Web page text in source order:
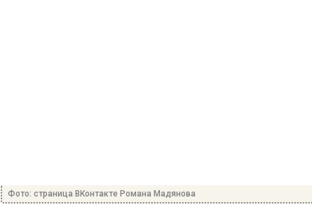
Фото: страница ВКонтакте Романа Мадянова